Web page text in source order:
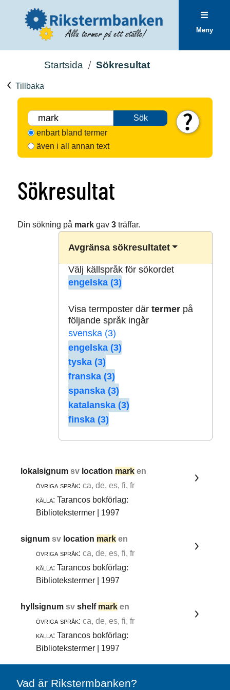
Meny
Startsida Sökresultat
Tillbaka
Sök
enbart bland termer
även i all annan text
Sökresultat
Din sökning på markgav 3träffar.
Avgränsa sökresultatet
Välj källspråk för sökordet
engelska (3)
Visa termposter där termerpå
följande språk ingår
svenska (3)
engelska (3)
tyska (3)
franska (3)
spanska (3)
katalanska (3)
finska (3)
lokalsignumsv location mark en
övriga språk: ca, de, es, fi, fr
källa: Tarancos bokförlag:
Bibliotekstermer | 1997
signumsv location mark en
övriga språk: ca, de, es, fi, fr
källa: Tarancos bokförlag:
Bibliotekstermer | 1997
hyllsignumsvshelf mark en
övriga språk: ca, de, es, fi, fr
källa: Tarancos bokförlag:
Bibliotekstermer | 1997
Vad är Rikstermbanken?